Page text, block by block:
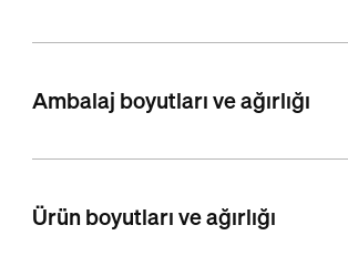
Ambalaj boyutları ve ağırlığı
Ürün boyutları ve ağırlığı